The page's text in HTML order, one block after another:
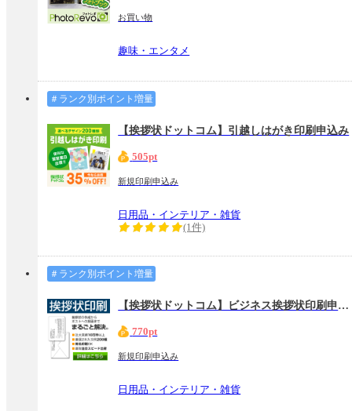
お買い物
趣味・エンタメ
＃ランク別ポイント増量
【挨拶状ドットコム】引越しはがき印刷申込み
505pt
新規印刷申込み
日用品・インテリア・雑貨
(1件)
＃ランク別ポイント増量
【挨拶状ドットコム】ビジネス挨拶状印刷申込み
770pt
新規印刷申込み
日用品・インテリア・雑貨